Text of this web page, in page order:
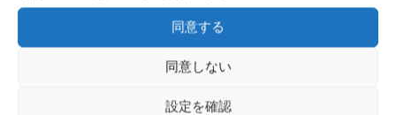
同意する
同意しない
設定を確認